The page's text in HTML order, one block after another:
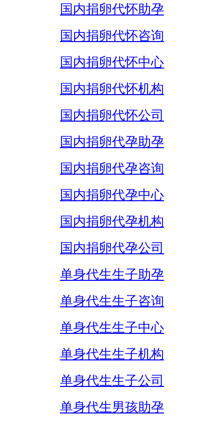
国内捐卵代怀助孕
国内捐卵代怀咨询
国内捐卵代怀中心
国内捐卵代怀机构
国内捐卵代怀公司
国内捐卵代孕助孕
国内捐卵代孕咨询
国内捐卵代孕中心
国内捐卵代孕机构
国内捐卵代孕公司
单身代生生子助孕
单身代生生子咨询
单身代生生子中心
单身代生生子机构
单身代生生子公司
单身代生男孩助孕